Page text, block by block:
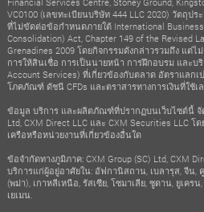
VC0100 (เลขทะเบียนบริษัท 444 LLC 2020) วัตถุ
ที่ไม่ขัดต่อข้อกำหนดภายใต้ International Business
Consolidation) Act, Chapter 149 of the Revised
Grenadines 2009 โดยกิจกรรมดังกล่าวรวมถึง แต่ไ
การให้สินเชื่อ การเป็นนายหน้า การฝึกอบรม และบ
Account Services) ที่เกี่ยวข้องกับตลาด อัตราแลกเ
โภคภัณฑ์ ดัชนี CFDs และตราสารทางการเงินที่ใช้เล
ข้อมูล บริการ และผลิตภัณฑ์ที่ปรากฏบนเว็บไซต์นี้ จัด
Ltd, CXM Direct LLC และ CXM Securities LLC
เครือหรือหน่วยงานที่เกี่ยวข้องอื่นใด
ข้อจำกัดทางภูมิภาค: CXM Group (SC) Ltd, CXM
บริการแก่ผู้อยู่อาศัยใน: อัฟกานิสถาน, เบลารุส, จีน,
(พม่า), เกาหลีเหนือ, รัสเซีย, โซมาเลีย, ซูดาน, ยูเค
เยเมน.